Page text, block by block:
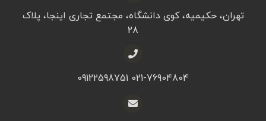
تهران، حکیمیه، کوی دانشگاه، مجتمع تجاری اینجا، پلاک
28
021-76904804 09122598751